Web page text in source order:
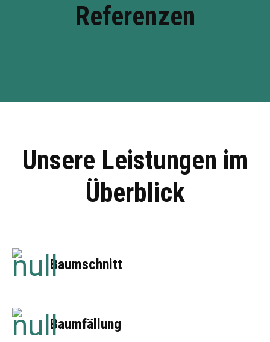
Referenzen
Unsere Leistungen im
Überblick
Baumschnitt
Baumfällung